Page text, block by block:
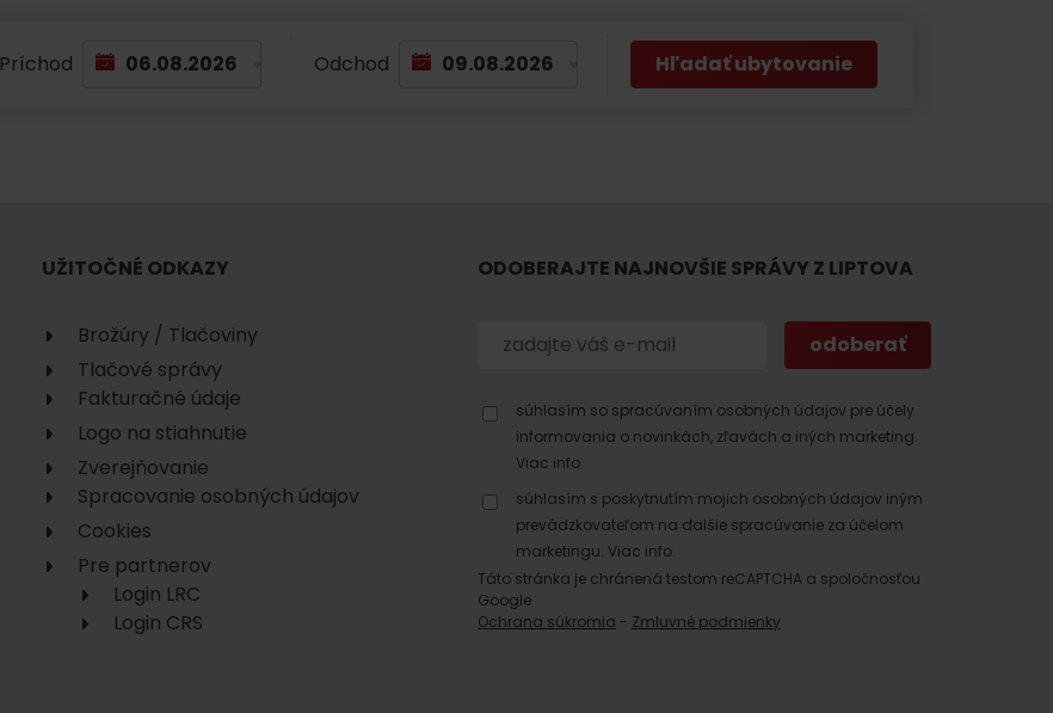
Príchod Odchod Hľadať ubytovanie
UŽITOČNÉ ODKAZY
Brožúry / Tlačoviny
Tlačové správy
Fakturačné údaje
Logo na stiahnutie
Zverejňovanie
Spracovanie osobných údajov
Cookies
Pre partnerov
Login LRC
Login CRS
ODOBERAJTE NAJNOVŠIE SPRÁVY Z LIPTOVA
súhlasím so spracúvaním osobných údajov pre účely
informovania o novinkách, zľavách a iných marketing.
Viac info.
súhlasím s poskytnutím mojich osobných údajov iným
prevádzkovateľom na ďalšie spracúvanie za účelom
marketingu. Viac info.
Táto stránka je chránená testom reCAPTCHA a spoločnosťou
Google.
Ochrana súkromia - Zmluvné podmienky